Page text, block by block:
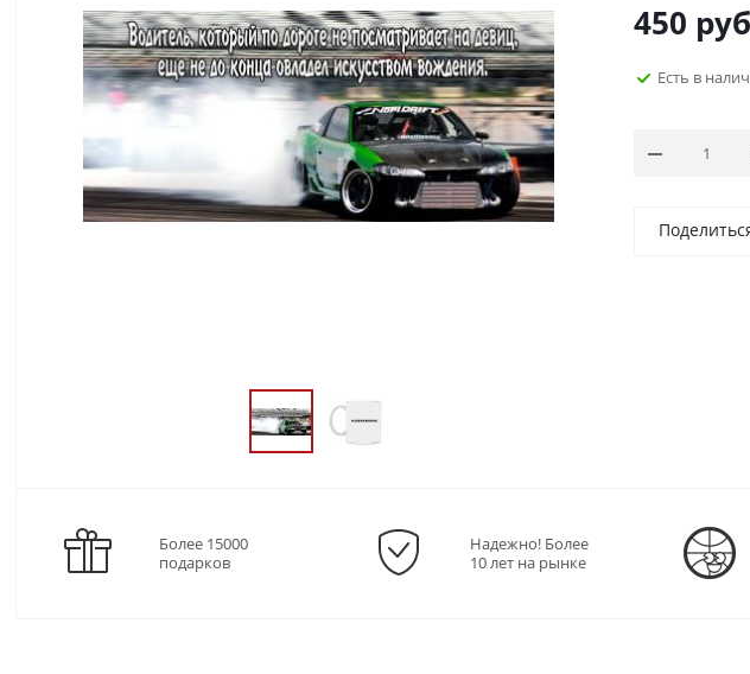
450
Есть в
Более 15000
подарков
Надежно! Более
10 лет на рынке